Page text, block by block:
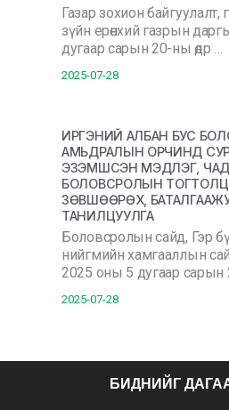
Газар зохион байгуулалт,
зүйн ерөнхий газрын
дугаар сарын 20-ны өдр …
2025-07-28
ИРГЭНИЙ АЛБАН БУС
АМЬДРАЛЫН ОРЧИНД
ЭЗЭМШСЭН МЭДЛЭГ,
БОЛОВСРОЛЫН
ЗӨВШӨӨРӨХ,
ТАНИЛЦУУЛГА
Боловсролын сайд, Гэр бүл,
нийгмийн хамгааллын
2025 оны 5 дугаар сарын
2025-07-28
БИДНИЙГ